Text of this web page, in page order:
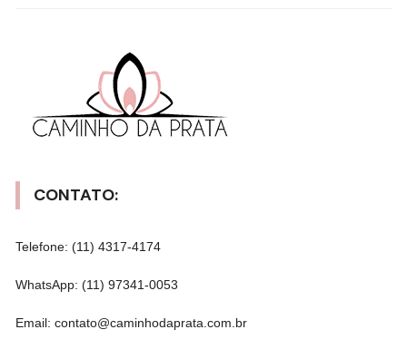
CONTATO:
Telefone: (11) 4317-4174
WhatsApp: (11) 97341-0053
Email: contato@caminhodaprata.com.br